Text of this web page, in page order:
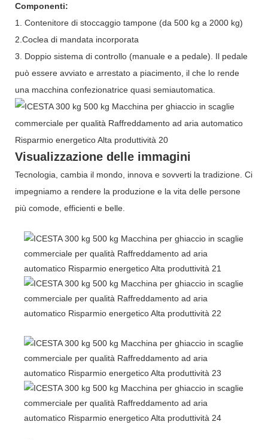
Componenti:
1. Contenitore di stoccaggio tampone (da 500 kg a 2000 kg)
2.Coclea di mandata incorporata
3. Doppio sistema di controllo (manuale e a pedale). Il pedale
può essere avviato e arrestato a piacimento, il che lo rende
una macchina confezionatrice quasi semiautomatica.
Visualizzazione delle immagini
Tecnologia, cambia il mondo, innova e sovverti la tradizione. Ci
impegniamo a rendere la produzione e la vita delle persone
più comode, efficienti e belle.